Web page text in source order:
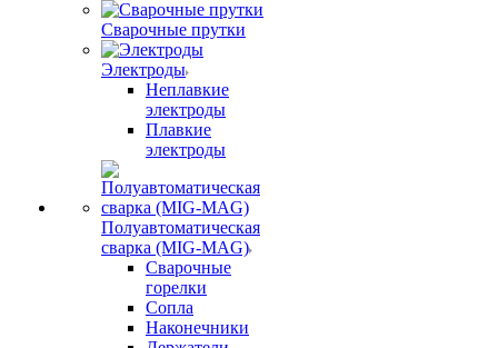
Сварочные прутки
Электроды
Неплавкие
электроды
Плавкие
электроды
Полуавтоматическая
сварка (MIG-MAG)
Сварочные
горелки
Сопла
Наконечники